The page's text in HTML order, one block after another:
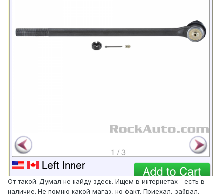
От такой. Думал не найду здесь. Ищем в интернетах - есть в
наличие. Не помню какой магаз, но факт. Приехал, забрал,